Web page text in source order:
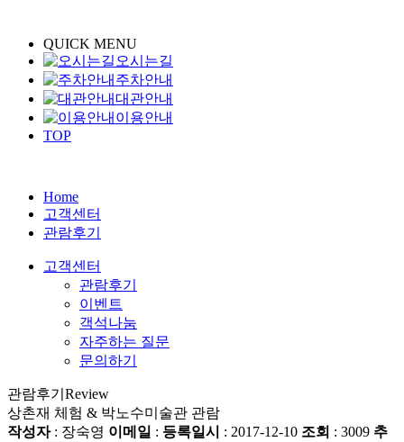
QUICK MENU
오시는길
주차안내
대관안내
이용안내
TOP
Home
고객센터
관람후기
고객센터
관람후기
이벤트
객석나눔
자주하는 질문
문의하기
관람후기 Review
상촌재 체험 & 박노수미술관 관람
작성자: 장숙영 이메일 : 등록일시 : 2017-12-10 조회 : 3009 추